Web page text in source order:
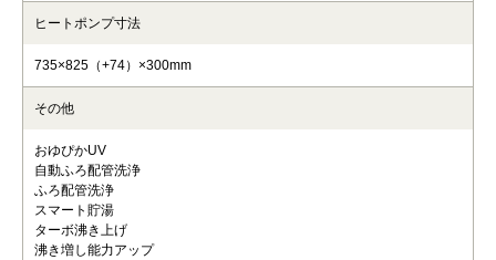
ヒートポンプ寸法
735×825（+74）×300mm
その他
おゆぴかUV
自動ふろ配管洗浄
ふろ配管洗浄
スマート貯湯
ターボ沸き上げ
沸き増し能力アップ